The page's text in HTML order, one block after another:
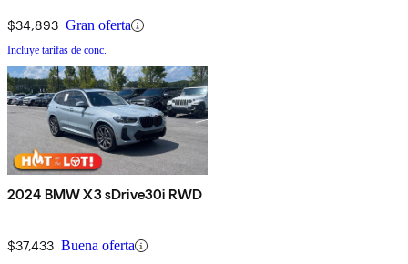
$34,893 Gran oferta
Incluye tarifas de conc.
2024 BMW X3 sDrive30i RWD
$37,433 Buena oferta